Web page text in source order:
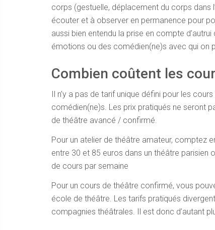
corps (gestuelle, déplacement du corps
écouter et à observer en permanence pour
aussi bien entendu la prise en compte
émotions ou des comédien(ne)s avec qui on
Combien coûtent les
Il n’y a pas de tarif unique défini pour les
comédien(ne)s. Les prix pratiqués ne seront
de théâtre avancé / confirmé.
Pour un atelier de théâtre amateur, comptez
entre 30 et 85 euros dans un théâtre parisien
de cours par semaine
Pour un cours de théâtre confirmé, vous
école de théâtre. Les tarifs pratiqués
compagnies théâtrales. Il est donc d’autant